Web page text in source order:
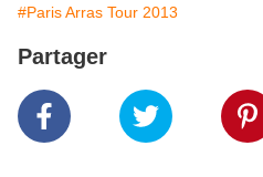
#Paris Arras Tour 2013
Partager